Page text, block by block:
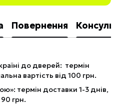
Повернення
до дверей: термін
вартість від 100 грн.
термін доставки 1-3 днів,
90 грн.